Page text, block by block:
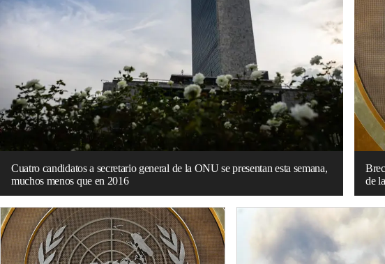
Cuatro candidatos a secretario general de la ONU se presentan esta semana,
muchos menos que en 2016
de